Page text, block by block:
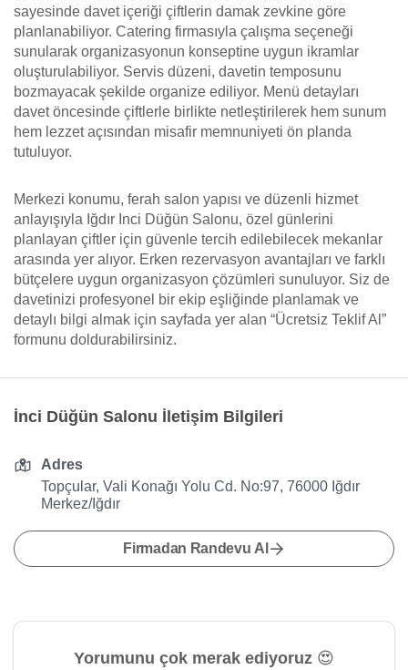
sayesinde davet içeriği çiftlerin damak zevkine göre
planlanabiliyor. Catering firmasıyla çalışma seçeneği
sunularak organizasyonun konseptine uygun ikramlar
oluşturulabiliyor. Servis düzeni, davetin temposunu
bozmayacak şekilde organize ediliyor. Menü detayları
davet öncesinde çiftlerle birlikte netleştirilerek hem sunum
hem lezzet açısından misafir memnuniyeti ön planda
tutuluyor.
Merkezi konumu, ferah salon yapısı ve düzenli hizmet
anlayışıyla Iğdır Inci Düğün Salonu, özel günlerini
planlayan çiftler için güvenle tercih edilebilecek mekanlar
arasında yer alıyor. Erken rezervasyon avantajları ve farklı
bütçelere uygun organizasyon çözümleri sunuluyor. Siz de
davetinizi profesyonel bir ekip eşliğinde planlamak ve
detaylı bilgi almak için sayfada yer alan “Ücretsiz Teklif Al”
formunu doldurabilirsiniz.
İnci Düğün Salonu İletişim Bilgileri
Adres
Topçular, Vali Konağı Yolu Cd. No:97, 76000 Iğdır
Merkez/Iğdır
Firmadan Randevu Al
Yorumunu çok merak ediyoruz 😍